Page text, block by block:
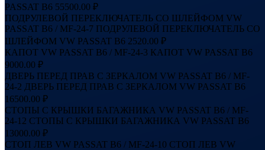
PASSAT B6 55500.00 ₽
ПОДРУЛЕВОЙ ПЕРЕКЛЮЧАТЕЛЬ СО ШЛЕЙФОМ VW
PASSAT B6 / MF-24-7 ПОДРУЛЕВОЙ ПЕРЕКЛЮЧАТЕЛЬ СО
ШЛЕЙФОМ VW PASSAT B6 2520.00 ₽
КАПОТ VW PASSAT B6 / MF-24-3 КАПОТ VW PASSAT B6
9000.00 ₽
ДВЕРЬ ПЕРЕД ПРАВ С ЗЕРКАЛОМ VW PASSAT B6 / MF-
24-2 ДВЕРЬ ПЕРЕД ПРАВ С ЗЕРКАЛОМ VW PASSAT B6
16500.00 ₽
СТОПЫ С КРЫШКИ БАГАЖНИКА VW PASSAT B6 / MF-
24-12 СТОПЫ С КРЫШКИ БАГАЖНИКА VW PASSAT B6
13000.00 ₽
СТОП ЛЕВ VW PASSAT B6 / MF-24-10 СТОП ЛЕВ VW